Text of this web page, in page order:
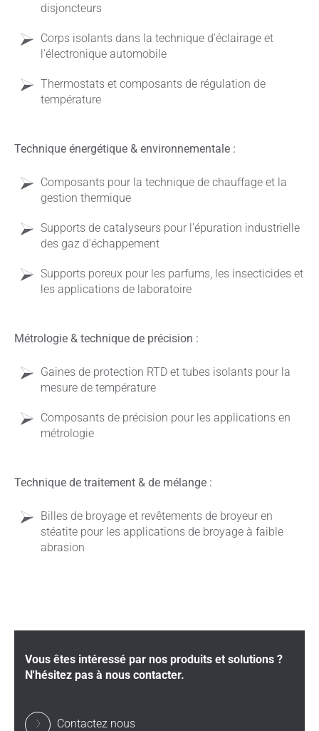
disjoncteurs
Corps isolants dans la technique d'éclairage et
l'électronique automobile
Thermostats et composants de régulation de
température
Technique énergétique & environnementale :
Composants pour la technique de chauffage et la
gestion thermique
Supports de catalyseurs pour l'épuration industrielle
des gaz d'échappement
Supports poreux pour les parfums, les insecticides et
les applications de laboratoire
Métrologie & technique de précision :
Gaines de protection RTD et tubes isolants pour la
mesure de température
Composants de précision pour les applications en
métrologie
Technique de traitement & de mélange :
Billes de broyage et revêtements de broyeur en
stéatite pour les applications de broyage à faible
abrasion
Vous êtes intéressé par nos produits et solutions ?
N'hésitez pas à nous contacter.
Contactez nous